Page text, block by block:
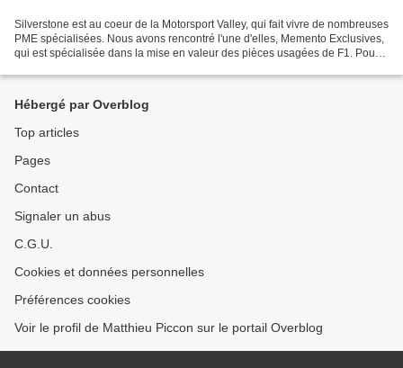
Silverstone est au coeur de la Motorsport Valley, qui fait vivre de nombreuses
PME spécialisées. Nous avons rencontré l'une d'elles, Memento Exclusives,
qui est spécialisée dans la mise en valeur des pièces usagées de F1. Pour
Hébergé par Overblog
Top articles
Pages
Contact
Signaler un abus
C.G.U.
Cookies et données personnelles
Préférences cookies
Voir le profil de Matthieu Piccon sur le portail Overblog